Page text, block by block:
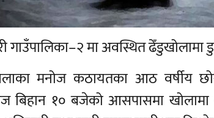
गाउँपालिका–२ मा अवस्थित
मनोज कठायतका आठ वर्षीय
१० बजेको आसपासमा खोलामा